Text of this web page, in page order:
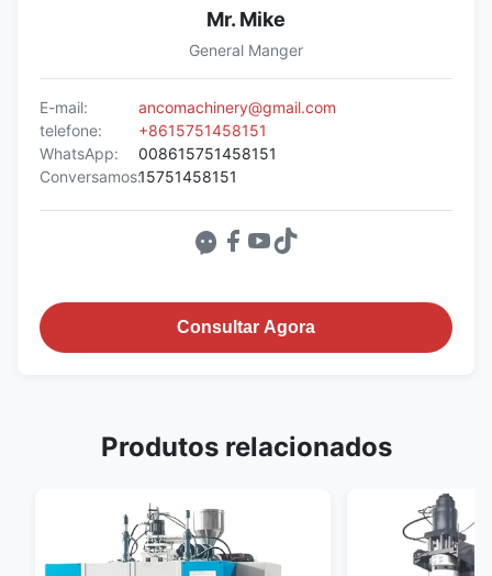
Mr. Mike
General Manger
E-mail:
ancomachinery@gmail.com
telefone:
+8615751458151
WhatsApp:
008615751458151
Conversamos:15751458151
Consultar Agora
Produtos relacionados